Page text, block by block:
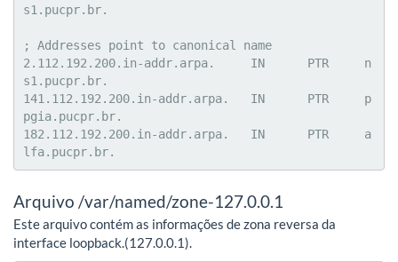
s1.pucpr.br.
; Addresses point to canonical name
2.112.192.200.in-addr.arpa.	IN	PTR	n
s1.pucpr.br.
141.112.192.200.in-addr.arpa.	IN	PTR	p
pgia.pucpr.br.
182.112.192.200.in-addr.arpa.	IN	PTR	a
lfa.pucpr.br.
Arquivo /var/named/zone-127.0.0.1
Este arquivo contém as informações de zona reversa da
interface loopback.(127.0.0.1).